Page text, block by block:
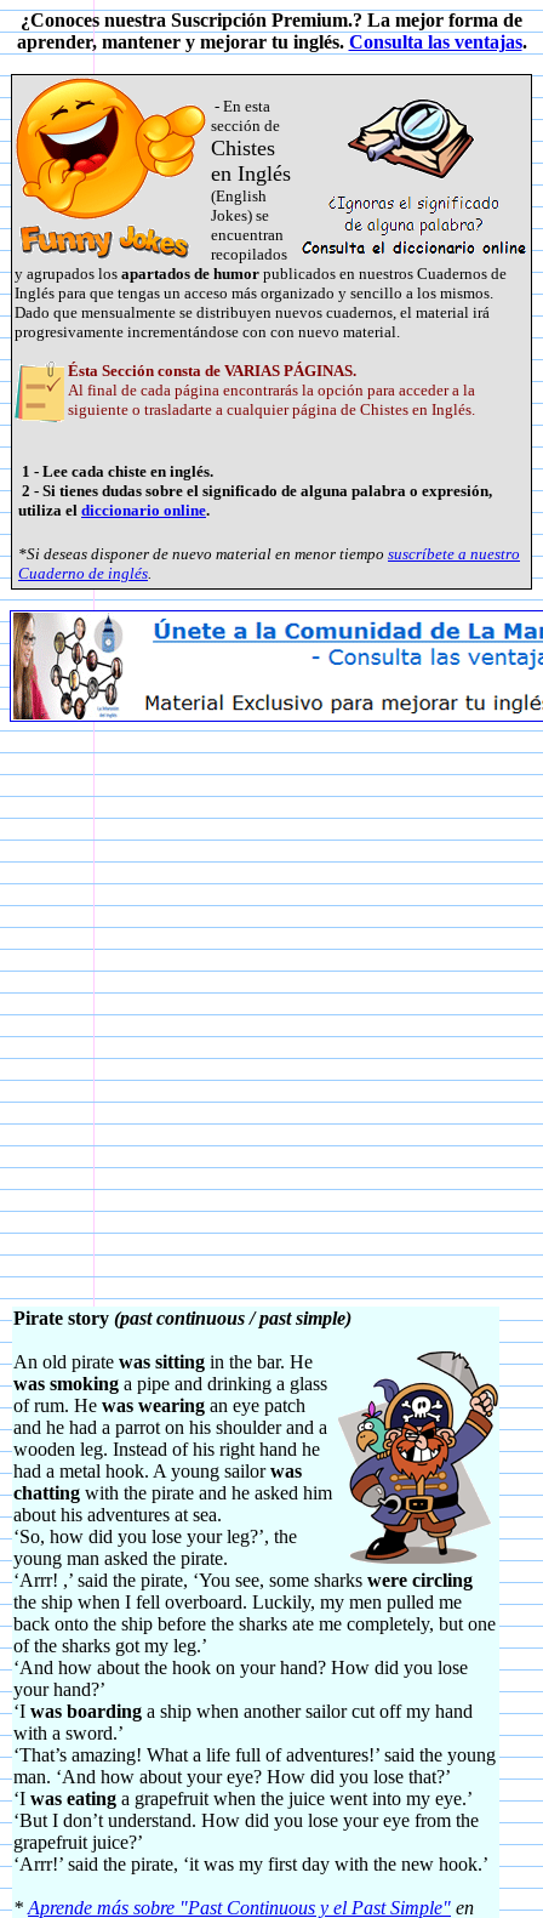
¿Conoces nuestra Suscripción Premium.? La mejor forma de
aprender, mantener y mejorar tu inglés. Consulta las ventajas.
- En esta
sección de
Chistes
en Inglés
(English
Jokes) se
encuentran
recopilados
y agrupados los apartados de humor publicados en nuestros Cuadernos de
Inglés para que tengas un acceso más organizado y sencillo a los mismos.
Dado que mensualmente se distribuyen nuevos cuadernos, el material irá
progresivamente incrementándose con con nuevo material.
Ésta Sección consta de VARIAS PÁGINAS.
Al final de cada página encontrarás la opción para acceder a la
siguiente o trasladarte a cualquier página de Chistes en Inglés.
1 - Lee cada chiste en inglés.
2 - Si tienes dudas sobre el significado de alguna palabra o expresión,
utiliza el diccionario online.
*Si deseas disponer de nuevo material en menor tiempo suscríbete a nuestro
Cuaderno de inglés.
Pirate story (past continuous / past simple)
An old pirate was sitting in the bar. He
was smoking a pipe and drinking a glass
of rum. He was wearing an eye patch
and he had a parrot on his shoulder and a
wooden leg. Instead of his right hand he
had a metal hook. A young sailorwas
chatting with the pirate and he asked him
about his adventures at sea.
‘So, how did you lose your leg?’, the
young man asked the pirate.
‘Arrr! ,’ said the pirate, ‘You see, some sharks were circling
the ship when I fell overboard. Luckily, my men pulled me
back onto the ship before the sharks ate me completely, but one
of the sharks got my leg.’
‘And how about the hook on your hand? How did you lose
your hand?’
‘I was boarding a ship when another sailor cut off my hand
with a sword.’
‘That’s amazing! What a life full of adventures!’ said the young
man. ‘And how about your eye? How did you lose that?’
‘I was eating a grapefruit when the juice went into my eye.’
‘But I don’t understand. How did you lose your eye from the
grapefruit juice?’
‘Arrr!’ said the pirate, ‘it was my first day with the new hook.’
* Aprende más sobre "Past Continuous y el Past Simple" en